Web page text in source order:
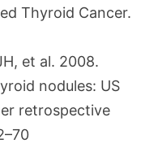
Thyroid Cancer.
et al. 2008.
nodules: US
retrospective